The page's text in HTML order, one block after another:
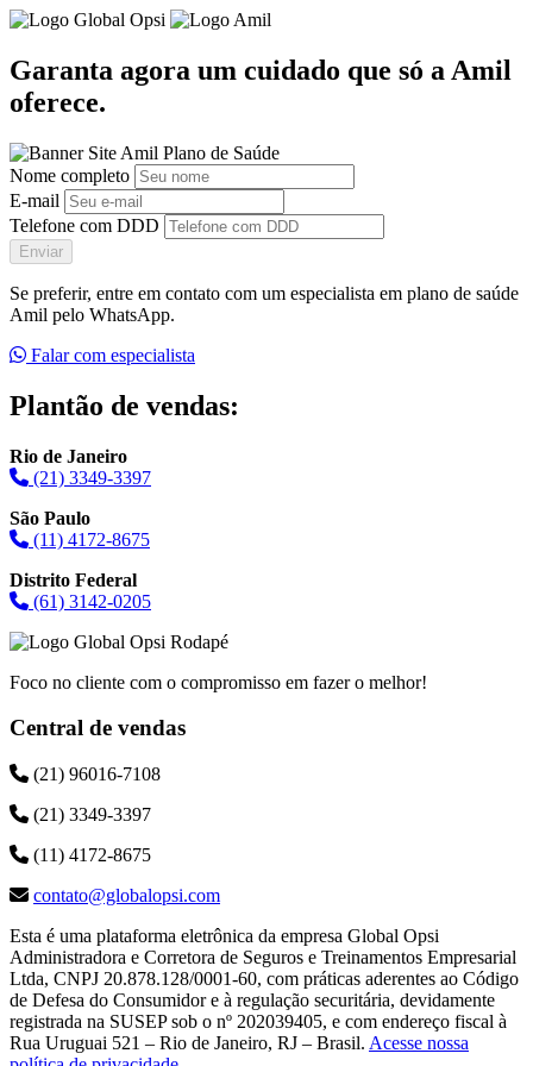
Garanta agora um cuidado que só a Amil
oferece.
Nome completo
E-mail
Telefone com DDD
Enviar
Se preferir, entre em contato com um especialista em plano de saúde
Amil pelo WhatsApp.
Falar com especialista
Plantão de vendas:
Rio de Janeiro
(21) 3349-3397
São Paulo
(11) 4172-8675
Distrito Federal
(61) 3142-0205
Foco no cliente com o compromisso em fazer o melhor!
Central de vendas
(21) 96016-7108
(21) 3349-3397
(11) 4172-8675
contato@globalopsi.com
Esta é uma plataforma eletrônica da empresa Global Opsi
Administradora e Corretora de Seguros e Treinamentos Empresarial
Ltda, CNPJ 20.878.128/0001-60, com práticas aderentes ao Código
de Defesa do Consumidor e à regulação securitária, devidamente
registrada na SUSEP sob o nº 202039405, e com endereço fiscal à
Rua Uruguai 521 – Rio de Janeiro, RJ – Brasil. Acesse nossa